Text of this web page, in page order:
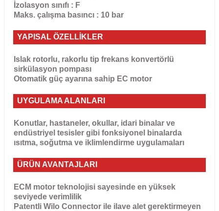
İzolasyon sınıfı : F
Maks. çalışma basıncı : 10 bar
YAPISAL ÖZELLİKLER
Islak rotorlu, rakorlu tip frekans konvertörlü
sirkülasyon pompası
Otomatik güç ayarına sahip EC motor
UYGULAMA ALANLARI
Konutlar, hastaneler, okullar, idari binalar ve
endüstriyel tesisler gibi fonksiyonel binalarda
ısıtma, soğutma ve iklimlendirme uygulamaları
ÜRÜN AVANTAJLARI
ECM motor teknolojisi sayesinde en yüksek
seviyede verimlilik
Patentli Wilo Connector ile ilave alet gerektirmeyen